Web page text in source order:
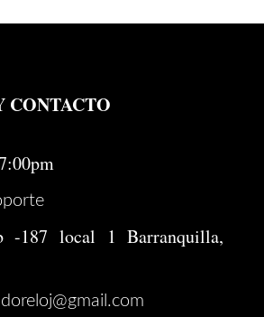
CONTACTO
-187 local 1 Barranquilla,